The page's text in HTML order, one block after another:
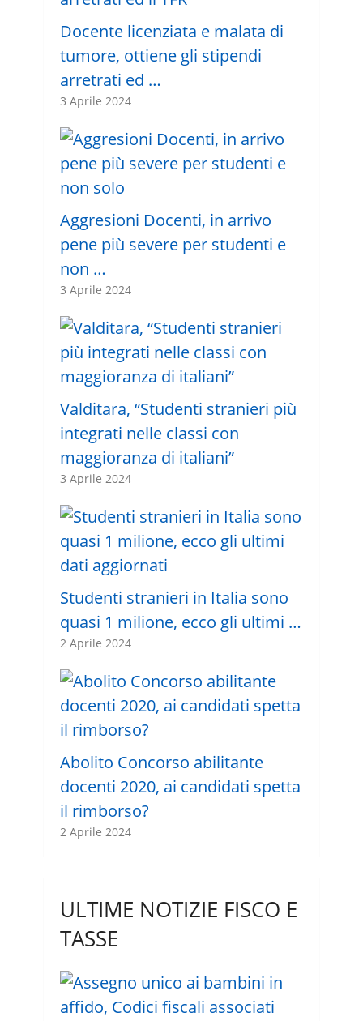
Docente licenziata e malata di
tumore, ottiene gli stipendi
arretrati ed …
3 Aprile 2024
Aggresioni Docenti, in arrivo
pene più severe per studenti e
non …
3 Aprile 2024
Valditara, “Studenti stranieri più
integrati nelle classi con
maggioranza di italiani”
3 Aprile 2024
Studenti stranieri in Italia sono
quasi 1 milione, ecco gli ultimi …
2 Aprile 2024
Abolito Concorso abilitante
docenti 2020, ai candidati spetta
il rimborso?
2 Aprile 2024
ULTIME NOTIZIE FISCO E
TASSE